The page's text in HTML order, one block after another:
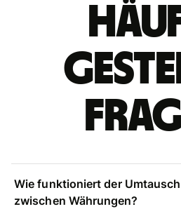
Wie funktioniert der Umtausch
zwischen Währungen?